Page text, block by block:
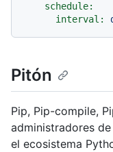
schedule:
interval:
Pitón
Pip, Pip-compile,
administradores
el ecosistema